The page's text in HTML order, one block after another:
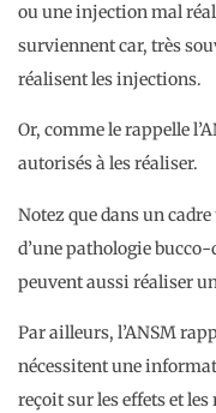
ou une injection mal
surviennent car, très
réalisent les injections.
Or, comme le rappelle
autorisés à les réaliser.
Notez que dans un
d’une pathologie
peuvent aussi réaliser
Par ailleurs, l’ANSM
nécessitent une
reçoit sur les effets et